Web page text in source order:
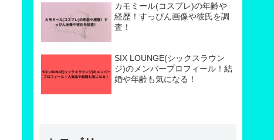
カモミール(コスプレ)の年齢や
経歴！すっぴん画像や彼氏を調
査！
SIX LOUNGE(シックスラウン
ジ)のメンバープロフィール！結
婚や年齢も気になる！